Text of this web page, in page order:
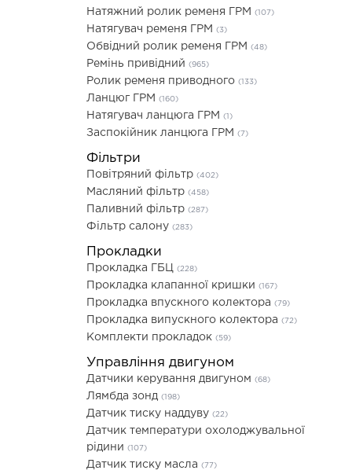
Натяжний ролик ременя ГРМ (107)
Натягувач ременя ГРМ (3)
Обвідний ролик ременя ГРМ (48)
Ремінь привідний (965)
Ролик ременя приводного (133)
Ланцюг ГРМ (160)
Натягувач ланцюга ГРМ (1)
Заспокійник ланцюга ГРМ (7)
Фільтри
Повітряний фільтр (402)
Масляний фільтр (458)
Паливний фільтр (287)
Фільтр салону (283)
Прокладки
Прокладка ГБЦ (228)
Прокладка клапанної кришки (167)
Прокладка впускного колектора (79)
Прокладка випускного колектора (72)
Комплекти прокладок (59)
Управління двигуном
Датчики керування двигуном (68)
Лямбда зонд (198)
Датчик тиску наддуву (22)
Датчик температури охолоджувальної
рідини (107)
Датчик тиску масла (77)